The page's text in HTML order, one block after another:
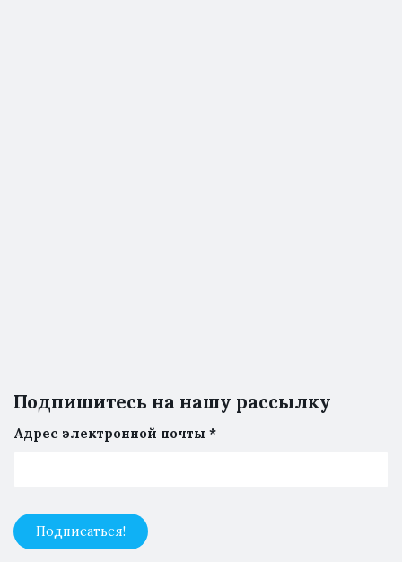
Подпишитесь на нашу рассылку
Адрес электронной почты *